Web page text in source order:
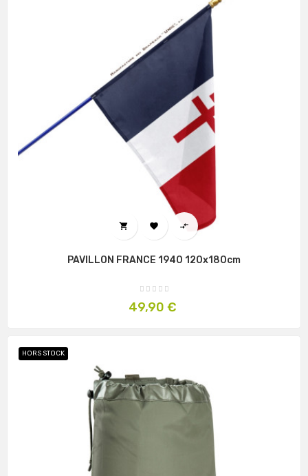
  
PAVILLON FRANCE 1940 120x180cm
Prix
49,90 €
HORS STOCK